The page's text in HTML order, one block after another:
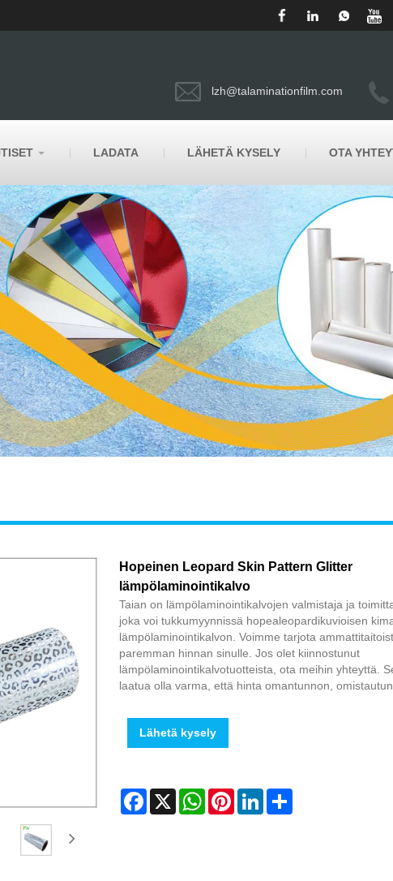
lzh@talaminationfilm.com
LADATA LÄHETÄ KYSELY OTA
Hopeinen Leopard Skin Pattern Glitter
lämpölaminointikalvo
Taian on lämpölaminointikalvojen valmistaja ja
joka voi tukkumyynnissä hopealeopardikuvioisen
lämpölaminointikalvon. Voimme tarjota
paremman hinnan sinulle. Jos olet kiinnostunut
lämpölaminointikalvotuotteista, ota meihin yhteyttä.
laatua olla varma, että hinta omantunnon,
Lähetä kysely
Facebook
X WhatsAppPinterestLinkedInShare